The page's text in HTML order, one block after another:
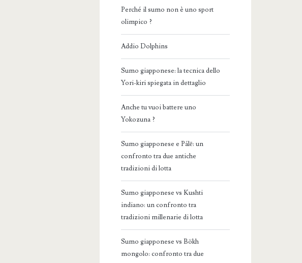
Perché il sumo non è uno sport
olimpico ?
Addio Dolphins
Sumo giapponese: la tecnica dello
Yori-kiri spiegata in dettaglio
Anche tu vuoi battere uno
Yokozuna ?
Sumo giapponese e Pálē: un
confronto tra due antiche
tradizioni di lotta
Sumo giapponese vs Kushti
indiano: un confronto tra
tradizioni millenarie di lotta
Sumo giapponese vs Bökh
mongolo: confronto tra due